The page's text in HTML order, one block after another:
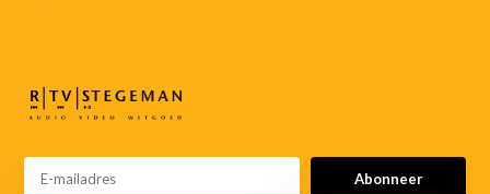
Abonneer